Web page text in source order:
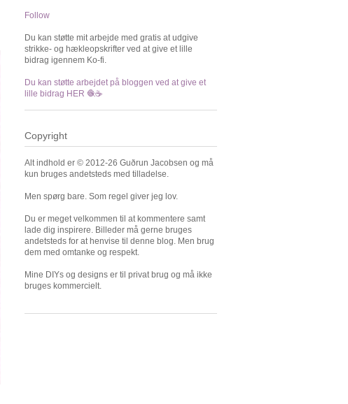
Follow
Du kan støtte mit arbejde med gratis at udgive
strikke- og hækleopskrifter ved at give et lille
bidrag igennem Ko-fi.
Du kan støtte arbejdet på bloggen ved at give et
lille bidrag HER 🧶☕️
Copyright
Alt indhold er © 2012-26 Guðrun Jacobsen og må
kun bruges andetsteds med tilladelse.
Men spørg bare. Som regel giver jeg lov.
Du er meget velkommen til at kommentere samt
lade dig inspirere. Billeder må gerne bruges
andetsteds for at henvise til denne blog. Men brug
dem med omtanke og respekt.
Mine DIYs og designs er til privat brug og må ikke
bruges kommercielt.